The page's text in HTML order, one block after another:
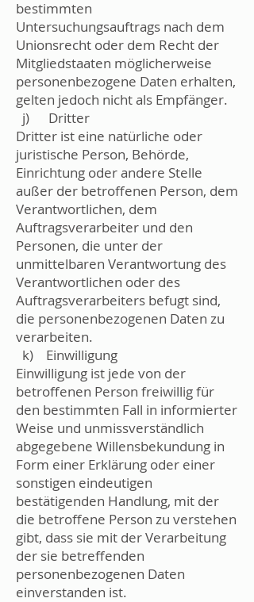
bestimmten
Untersuchungsauftrags nach dem
Unionsrecht oder dem Recht der
Mitgliedstaaten möglicherweise
personenbezogene Daten erhalten,
gelten jedoch nicht als Empfänger.
j) Dritter
Dritter ist eine natürliche oder
juristische Person, Behörde,
Einrichtung oder andere Stelle
außer der betroffenen Person, dem
Verantwortlichen, dem
Auftragsverarbeiter und den
Personen, die unter der
unmittelbaren Verantwortung des
Verantwortlichen oder des
Auftragsverarbeiters befugt sind,
die personenbezogenen Daten zu
verarbeiten.
k) Einwilligung
Einwilligung ist jede von der
betroffenen Person freiwillig für
den bestimmten Fall in informierter
Weise und unmissverständlich
abgegebene Willensbekundung in
Form einer Erklärung oder einer
sonstigen eindeutigen
bestätigenden Handlung, mit der
die betroffene Person zu verstehen
gibt, dass sie mit der Verarbeitung
der sie betreffenden
personenbezogenen Daten
einverstanden ist.